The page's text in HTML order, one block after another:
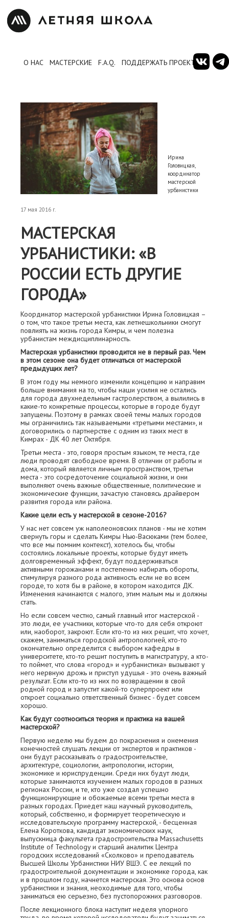
О НАС МАСТЕРСКИЕ F.A.Q. ПОДДЕРЖАТЬ ПРОЕКТ
Ирина
Головицкая,
координатор
мастерской
урбанистики
17 мая 2016 г.
МАСТЕРСКАЯ
УРБАНИСТИКИ: «В
РОССИИ ЕСТЬ ДРУГИЕ
ГОРОДА»
Координатор мастерской урбанистики Ирина Головицкая –
о том, что такое третьи места, как летнешкольники смогут
повлиять на жизнь города Кимры, и чем полезна
урбанистам междисциплинарность.
Мастерская урбанистики проводится не в первый раз. Чем
в этом сезоне она будет отличаться от мастерской
предыдущих лет?
В этом году мы немного изменили концепцию и направим
больше внимания на то, чтобы наши усилия не остались
для города двухнедельным гастролерством, а вылились в
какие-то конкретные процессы, которые в городе будут
запущены. Поэтому в рамках своей темы малых городов
мы ограничились так называемыми «третьими местами», и
договорились о партнерстве с одним из таких мест в
Кимрах - ДК 40 лет Октября.
Третьи места - это, говоря простым языком, те места, где
люди проводят свободное время. В отличии от работы и
дома, который является личным пространством, третьи
места - это сосредоточение социальной жизни, и они
выполняют очень важные общественные, политические и
экономические функции, зачастую становясь драйвером
развития города или района.
Какие цели есть у мастерской в сезоне-2016?
У нас нет совсем уж наполеоновских планов - мы не хотим
свернуть горы и сделать Кимры Нью-Васюками (тем более,
что все мы помним контекст), хотелось бы, чтобы
состоялись локальные проекты, которые будут иметь
долговременный эффект, будут поддерживаться
активными горожанами и постепенно набирать обороты,
стимулируя разного рода активность если не во всем
городе, то хотя бы в районе, в котором находится ДК.
Изменения начинаются с малого, этим малым мы и должны
стать.
Но если совсем честно, самый главный итог мастерской -
это люди, ее участники, которые что-то для себя откроют
или, наоборот, закроют. Если кто-то из них решит, что хочет,
скажем, заниматься городской антропологией, кто-то
окончательно определится с выбором кафедры в
университете, кто-то решит поступить в магистратуру, а кто-
то поймет, что слова «город» и «урбанистика» вызывают у
него нервную дрожь и приступ удушья - это очень важный
результат. Если кто-то из них по возвращении в свой
родной город и запустит какой-то суперпроект или
откроет социально ответственный бизнес - будет совсем
хорошо.
Как будут соотноситься теория и практика на вашей
мастерской?
Первую неделю мы будем до покраснения и онемения
конечностей слушать лекции от экспертов и практиков -
они будут рассказывать о градостроительстве,
архитектуре, социологии, антропологии, истории,
экономике и юриспруденции. Среди них будут люди,
которые занимаются изучением малых городов в разных
регионах России, и те, кто уже создал успешно
функционирующие и обожаемые всеми третьи места в
разных городах. Приедет наш научный руководитель,
который, собственно, и формирует теоретическую и
исследовательскую программу мастерской, - бесценная
Елена Короткова, кандидат экономических наук,
выпускница факультета градостроительства Massachusetts
Institute of Technology и cтарший аналитик Центра
городских исследований «Сколково» и преподаватель
Высшей Школы Урбанистики НИУ ВШЭ. С ее лекций по
градостроительной документации и экономике города, как
и в прошлом году, начнется мастерская. Это основа основ
урбанистики и знания, неоходимые для того, чтобы
заниматься ею серьезно, без пустопорожних разговоров.
После лекционного блока наступит неделя упорного